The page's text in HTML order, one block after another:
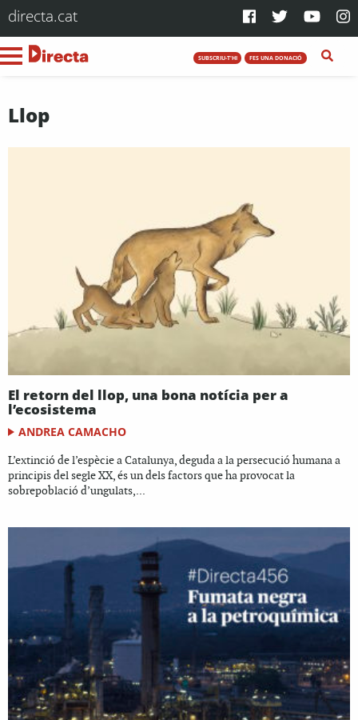
directa.cat
SUBSCRIU-T'HI FES UNA DONACIÓ
Llop
El retorn del llop, una bona notícia per a
l’ecosistema
ANDREA CAMACHO
L’extinció de l’espècie a Catalunya, deguda a la persecució humana a
principis del segle XX, és un dels factors que ha provocat la
sobrepoblació d’ungulats,...